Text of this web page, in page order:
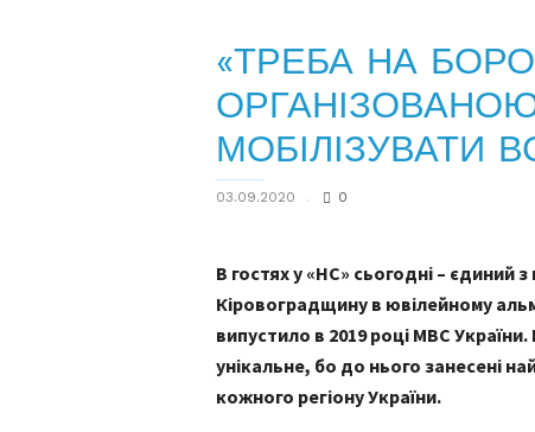
«ТРЕБА НА
МОБІЛІЗУВАТИ
03.09.2020 0
В гостях у «НС» сьогодні – єдиний
Кіровоградщину в ювілейному
випустило в 2019 році МВС
унікальне, бо до нього занесені
кожного регіону України.